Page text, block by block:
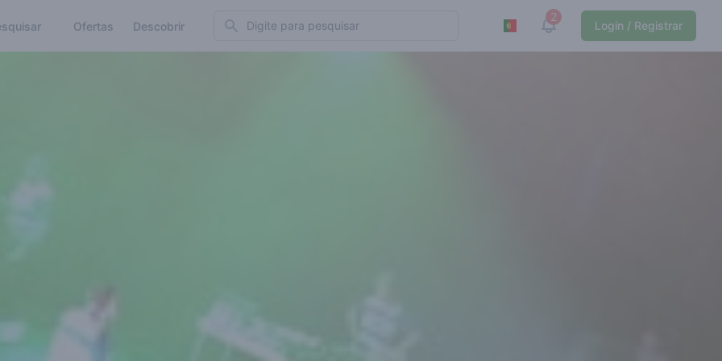
Ofertas Descobrir Search 2
View notifications
Login / Registrar